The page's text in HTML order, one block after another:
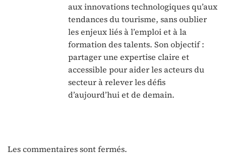
aux innovations technologiques qu’aux
tendances du tourisme, sans oublier
les enjeux liés à l’emploi et à la
formation des talents. Son objectif :
partager une expertise claire et
accessible pour aider les acteurs du
secteur à relever les défis
d’aujourd’hui et de demain.
Les commentaires sont fermés.